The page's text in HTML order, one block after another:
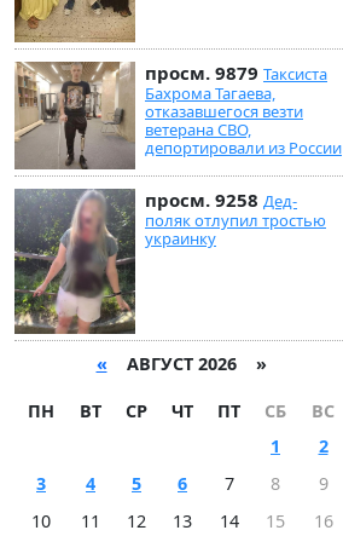
просм. 9879 Таксиста
Бахрома Тагаева,
отказавшегося везти
ветерана СВО,
депортировали из России
просм. 9258 Дед-
поляк отлупил тростью
украинку
« АВГУСТ 2026 »
ПН ВТ СР ЧТ ПТ СБ
ВС
1
2
3
4 5 6 7 8
9
10
11 12 13 14 15 16